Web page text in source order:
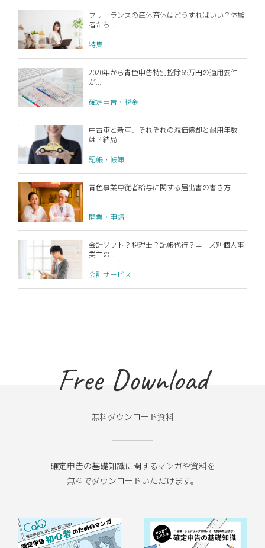
フリーランスの産休育休はどうすればいい？体験
者たち...
特集
2020年から青色申告特別控除65万円の適用要件
が...
確定申告・税金
中古車と新車、それぞれの減価償却と耐用年数
は？結局...
記帳・帳簿
青色事業専従者給与に関する届出書の書き方
開業・申請
会計ソフト？税理士？記帳代行？ニーズ別個人事
業主の...
会計サービス
Free Download
無料ダウンロード資料
確定申告の基礎知識に関するマンガや資料を
無料でダウンロードいただけます。